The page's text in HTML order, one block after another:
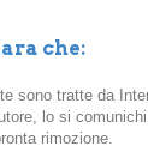
che:
sono tratte da
lo si
rimozione.